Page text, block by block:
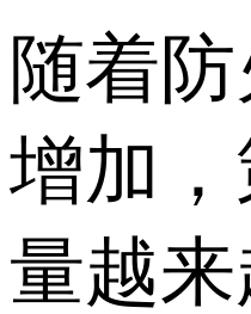
随着
增加
量越来